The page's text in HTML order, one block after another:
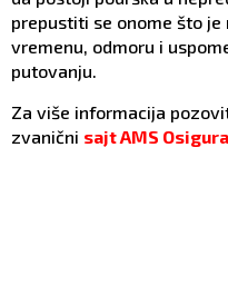
prepustiti se onome što
vremenu, odmoru i
putovanju.
Za više informacija
zvanični sajt AMS